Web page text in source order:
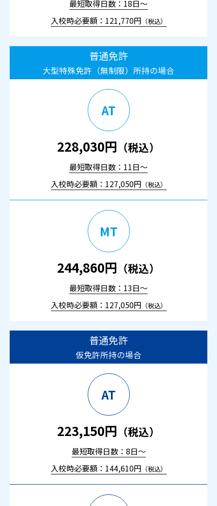
最短取得日数：18日～
入校時必要額：121,770円 （税込）
普通免許
大型特殊免許（無制限）所持の場合
AT
228,030円 （税込）
最短取得日数：11日～
入校時必要額：127,050円 （税込）
MT
244,860円 （税込）
最短取得日数：13日～
入校時必要額：127,050円 （税込）
普通免許
仮免許所持の場合
AT
223,150円 （税込）
最短取得日数：8日～
入校時必要額：144,610円 （税込）